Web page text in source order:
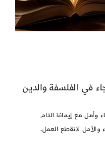
في الفلسفة والدين
مع إيماننا التام
والأمل لانقطع العمل.